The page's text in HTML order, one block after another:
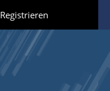
Registrieren